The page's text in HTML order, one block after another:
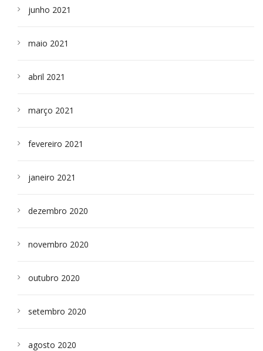
junho 2021
maio 2021
abril 2021
março 2021
fevereiro 2021
janeiro 2021
dezembro 2020
novembro 2020
outubro 2020
setembro 2020
agosto 2020